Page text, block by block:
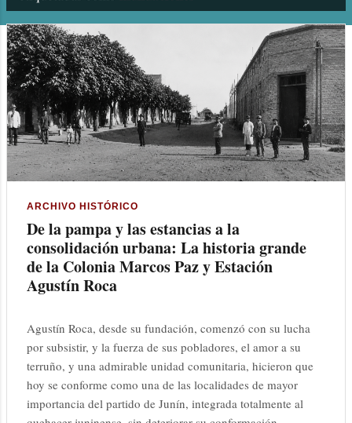
n
t
r
a
d
a
ARCHIVO HISTÓRICO
De la pampa y las estancias a la
consolidación urbana: La historia grande
de la Colonia Marcos Paz y Estación
Agustín Roca
Agustín Roca, desde su fundación, comenzó con su lucha
por subsistir, y la fuerza de sus pobladores, el amor a su
terruño, y una admirable unidad comunitaria, hicieron que
hoy se conforme como una de las localidades de mayor
importancia del partido de Junín, integrada totalmente al